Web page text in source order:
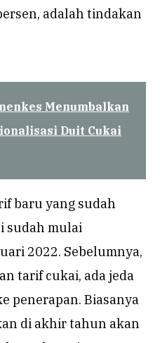
adalah tindakan
Menumbalkan
Duit Cukai
baru yang sudah
sudah mulai
2022. Sebelumnya,
tarif cukai, ada jeda
penerapan. Biasanya
di akhir tahun akan